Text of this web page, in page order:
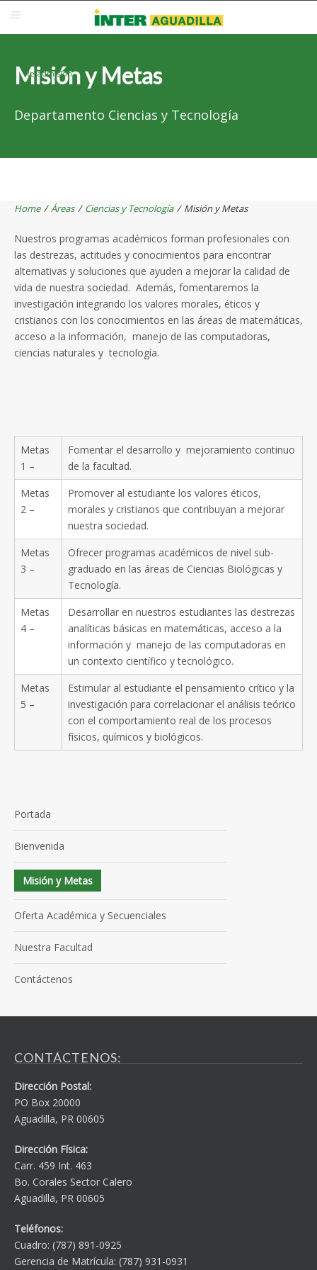
Correo Electrónico
Re-admisión
Misión y Metas
Departamento Ciencias y Tecnología
Home /Áreas / Ciencias y Tecnología / Misión y Metas
Nuestros programas académicos forman profesionales con
las destrezas, actitudes y conocimientos para encontrar
alternativas y soluciones que ayuden a mejorar la calidad de
vida de nuestra sociedad. Además, fomentaremos la
investigación integrando los valores morales, éticos y
cristianos con los conocimientos en las áreas de matemáticas,
acceso a la información, manejo de las computadoras,
ciencias naturales y tecnología.
Metas
1 –
Fomentar el desarrollo y mejoramiento continuo
de la facultad.
Metas
2 –
Promover al estudiante los valores éticos,
morales y cristianos que contribuyan a mejorar
nuestra sociedad.
Metas
3 –
Ofrecer programas académicos de nivel sub-
graduado en las áreas de Ciencias Biológicas y
Tecnología.
Metas
4 –
Desarrollar en nuestros estudiantes las destrezas
analíticas básicas en matemáticas, acceso a la
información y manejo de las computadoras en
un contexto científico y tecnológico.
Metas
5 –
Estimular al estudiante el pensamiento crítico y la
investigación para correlacionar el análisis teórico
con el comportamiento real de los procesos
físicos, químicos y biológicos.
Portada
Bienvenida
Misión y Metas
Oferta Académica y Secuenciales
Nuestra Facultad
Contáctenos
CONTÁCTENOS:
Dirección Postal:
PO Box 20000
Aguadilla, PR 00605
Dirección Física:
Carr. 459 Int. 463
Bo. Corales Sector Calero
Aguadilla, PR 00605
Teléfonos:
Cuadro: (787) 891-0925
Gerencia de Matrícula: (787) 931-0931